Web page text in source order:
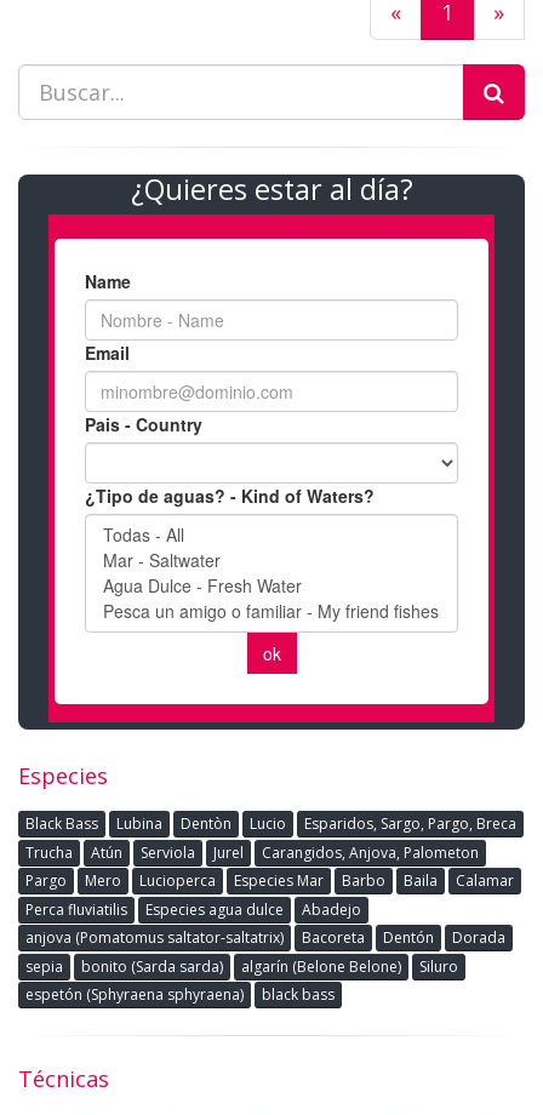
« 1 »
¿Quieres estar al día?
Especies
Black Bass Lubina Dentòn Lucio
Esparidos, Sargo, Pargo, Breca
Trucha
Atún Serviola Jurel
Carangidos, Anjova, Palometon
Pargo
Mero Lucioperca Especies Mar Barbo Baila
Calamar
Perca fluviatilis
Especies agua dulce
Abadejo
anjova (Pomatomus saltator-saltatrix)
Bacoreta Dentón
Dorada
sepia
bonito (Sarda sarda) algarín (Belone Belone)
Siluro
espetón (Sphyraena sphyraena)
black bass
Técnicas